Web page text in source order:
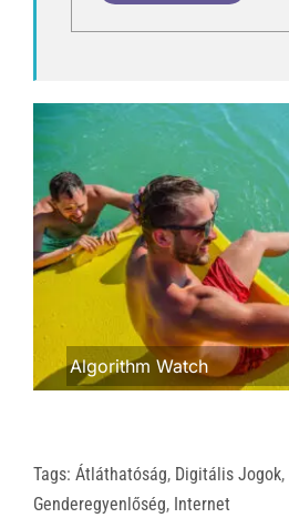
Algorithm Watch
Tags: Átláthatóság, Digitális Jogok,
Genderegyenlőség, Internet